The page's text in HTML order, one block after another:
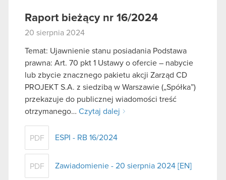
Raport bieżący nr 16/2024
20 sierpnia 2024
Temat: Ujawnienie stanu posiadania Podstawa
prawna: Art. 70 pkt 1 Ustawy o ofercie – nabycie
lub zbycie znacznego pakietu akcji Zarząd CD
PROJEKT S.A. z siedzibą w Warszawie („Spółka”)
przekazuje do publicznej wiadomości treść
otrzymanego… Czytaj dalej
PDF ESPI - RB 16/2024
PDF Zawiadomienie - 20 sierpnia 2024 [EN]